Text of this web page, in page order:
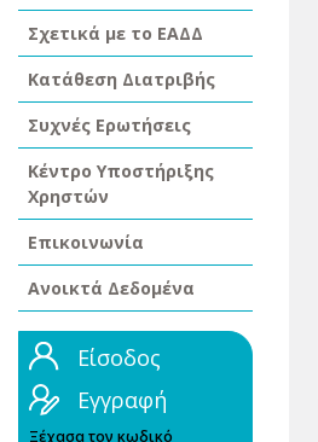
Σχετικά με το ΕΑΔΔ
Κατάθεση Διατριβής
Συχνές Ερωτήσεις
Κέντρο Υποστήριξης
Χρηστών
Επικοινωνία
Ανοικτά Δεδομένα
Είσοδος
Εγγραφή
Ξέχασα τον κωδικό